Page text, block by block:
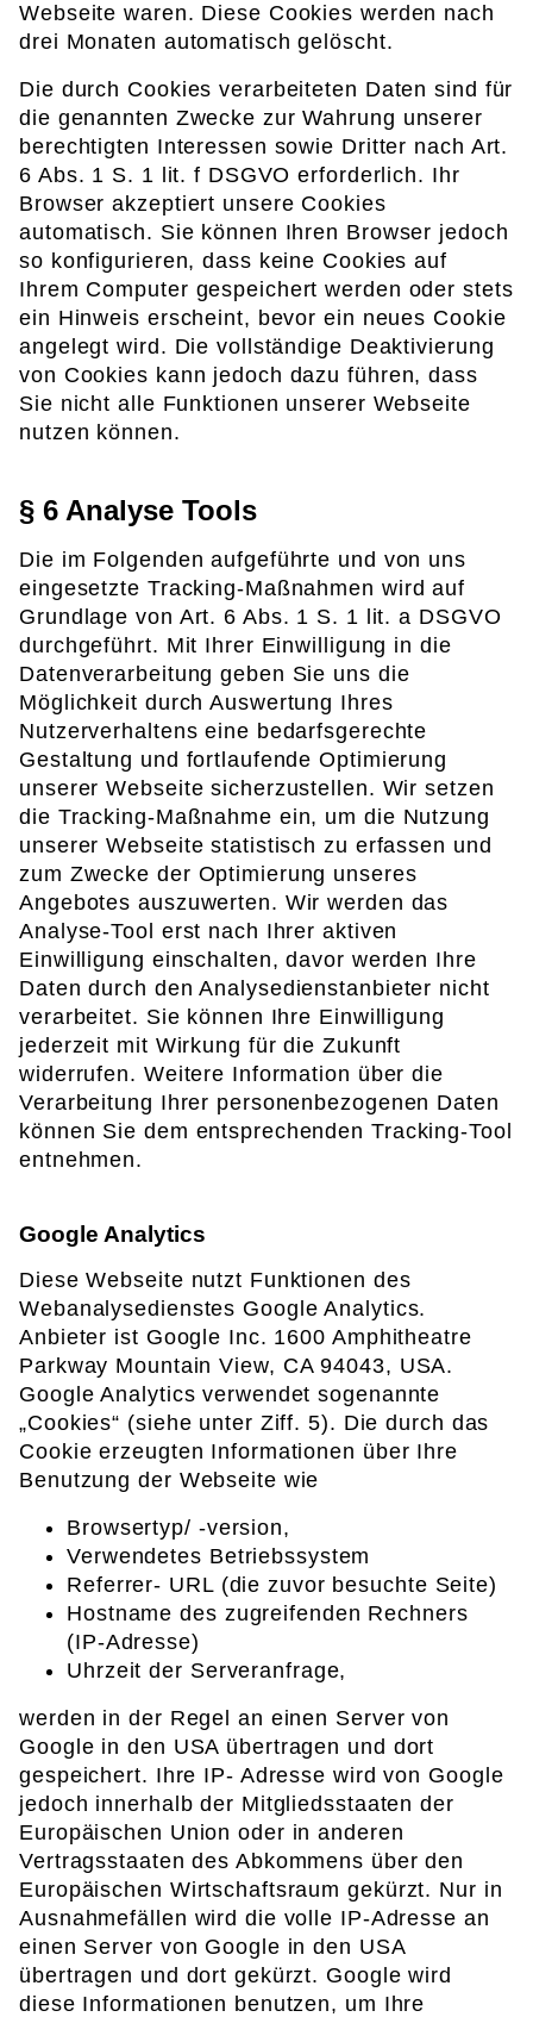
Webseite waren. Diese Cookies werden nach
drei Monaten automatisch gelöscht.
Die durch Cookies verarbeiteten Daten sind für
die genannten Zwecke zur Wahrung unserer
berechtigten Interessen sowie Dritter nach Art.
6 Abs. 1 S. 1 lit. f DSGVO erforderlich. Ihr
Browser akzeptiert unsere Cookies
automatisch. Sie können Ihren Browser jedoch
so konfigurieren, dass keine Cookies auf
Ihrem Computer gespeichert werden oder stets
ein Hinweis erscheint, bevor ein neues Cookie
angelegt wird. Die vollständige Deaktivierung
von Cookies kann jedoch dazu führen, dass
Sie nicht alle Funktionen unserer Webseite
nutzen können.
§ 6 Analyse Tools
Die im Folgenden aufgeführte und von uns
eingesetzte Tracking-Maßnahmen wird auf
Grundlage von Art. 6 Abs. 1 S. 1 lit. a DSGVO
durchgeführt. Mit Ihrer Einwilligung in die
Datenverarbeitung geben Sie uns die
Möglichkeit durch Auswertung Ihres
Nutzerverhaltens eine bedarfsgerechte
Gestaltung und fortlaufende Optimierung
unserer Webseite sicherzustellen. Wir setzen
die Tracking-Maßnahme ein, um die Nutzung
unserer Webseite statistisch zu erfassen und
zum Zwecke der Optimierung unseres
Angebotes auszuwerten. Wir werden das
Analyse-Tool erst nach Ihrer aktiven
Einwilligung einschalten, davor werden Ihre
Daten durch den Analysedienstanbieter nicht
verarbeitet. Sie können Ihre Einwilligung
jederzeit mit Wirkung für die Zukunft
widerrufen. Weitere Information über die
Verarbeitung Ihrer personenbezogenen Daten
können Sie dem entsprechenden Tracking-Tool
entnehmen.
Google Analytics
Diese Webseite nutzt Funktionen des
Webanalysedienstes Google Analytics.
Anbieter ist Google Inc. 1600 Amphitheatre
Parkway Mountain View, CA 94043, USA.
Google Analytics verwendet sogenannte
„Cookies“ (siehe unter Ziff. 5). Die durch das
Cookie erzeugten Informationen über Ihre
Benutzung der Webseite wie
Browsertyp/ -version,
Verwendetes Betriebssystem
Referrer- URL (die zuvor besuchte Seite)
Hostname des zugreifenden Rechners
(IP-Adresse)
Uhrzeit der Serveranfrage,
werden in der Regel an einen Server von
Google in den USA übertragen und dort
gespeichert. Ihre IP- Adresse wird von Google
jedoch innerhalb der Mitgliedsstaaten der
Europäischen Union oder in anderen
Vertragsstaaten des Abkommens über den
Europäischen Wirtschaftsraum gekürzt. Nur in
Ausnahmefällen wird die volle IP-Adresse an
einen Server von Google in den USA
übertragen und dort gekürzt. Google wird
diese Informationen benutzen, um Ihre